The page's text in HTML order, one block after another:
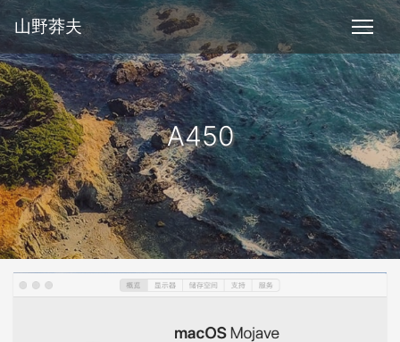
山野莽夫
A450